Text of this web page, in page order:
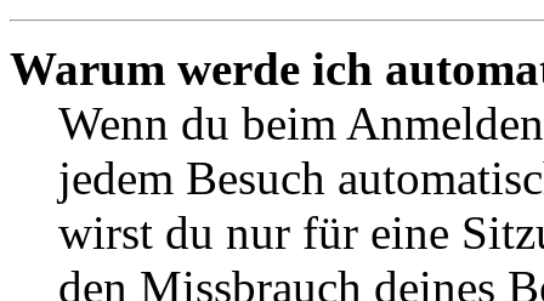
Warum werde ich
Wenn du beim
jedem Besuch
wirst du nur für eine
den Missbrauch deines